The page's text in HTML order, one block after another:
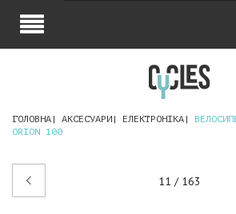
ГОЛОВНА АКСЕСУАРИ ЕЛЕКТРОНІКА
ORION 100
11 / 163